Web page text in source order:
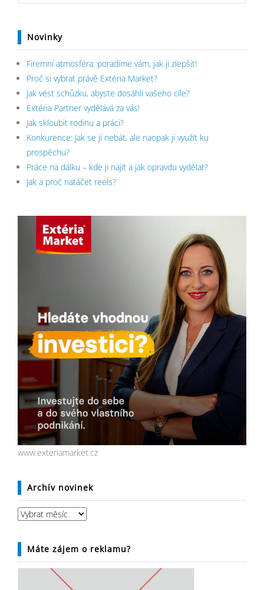
Novinky
Firemní atmosféra: poradíme vám, jak ji zlepšit!
Proč si vybrat právě Extéria Market?
Jak vést schůzku, abyste dosáhli vašeho cíle?
Extéria Partner vydělává za vás!
Jak skloubit rodinu a práci?
Konkurence: Jak se jí nebát, ale naopak ji využít ku
prospěchu?
Práce na dálku – kde ji najít a jak opravdu vydělat?
Jak a proč natáčet reels?
www.exteriamarket.cz
Archív novinek
Archív
Máte zájem o reklamu?